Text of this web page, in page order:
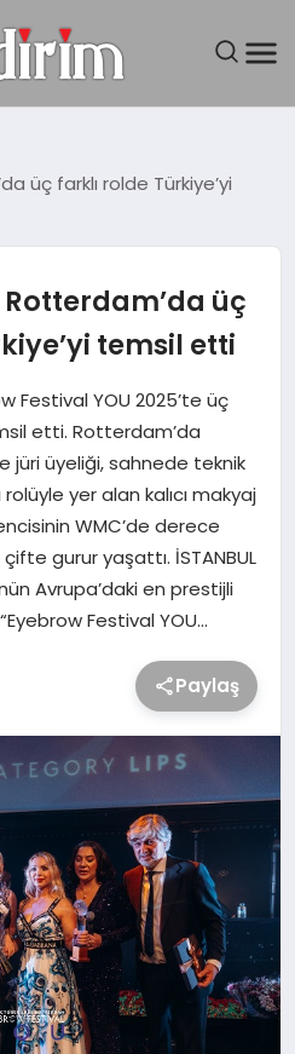
üç farklı rolde Türkiye’yi
üç
temsil etti
Festival YOU 2025’te üç
etti. Rotterdam’da
jüri üyeliği, sahnede teknik
yer alan kalıcı makyaj
WMC’de derece
gurur yaşattı. İSTANBUL
Avrupa’daki en prestijli
Festival YOU…
Paylaş